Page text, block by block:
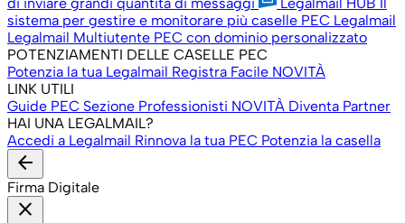
sistema per gestire e monitorare più caselle PEC Legalmail
Legalmail Multiutente PEC con dominio personalizzato
POTENZIAMENTI DELLE CASELLE PEC
Potenzia la tua Legalmail Registra Facile NOVITÀ
LINK UTILI
Guide PEC Sezione Professionisti NOVITÀ Diventa Partner
HAI UNA LEGALMAIL?
Accedi a Legalmail Rinnova la tua PEC Potenzia la casella
arrow_back
Firma Digitale
close